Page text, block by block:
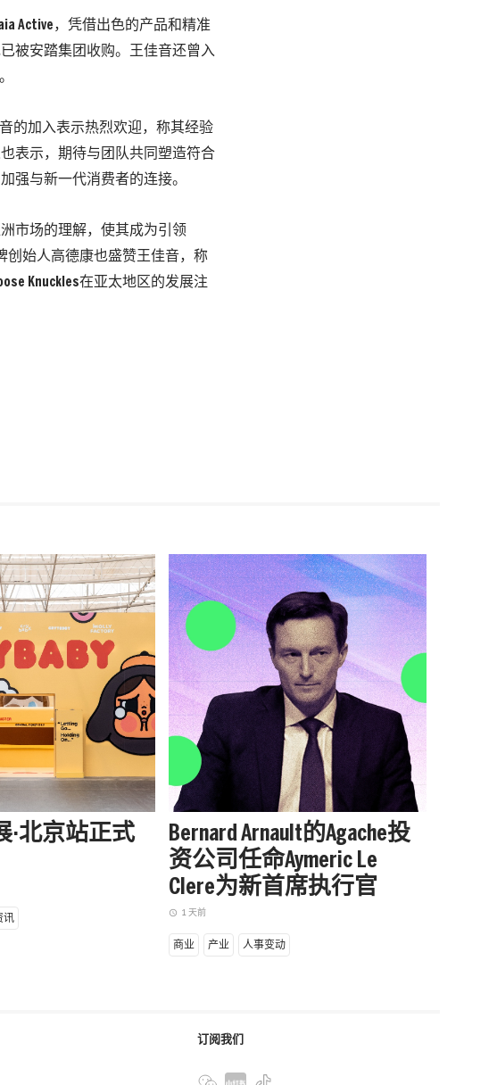
Active，凭借出色的产品和精准
被安踏集团收购。王佳音还曾入
的加入表示热烈欢迎，称其经验
表示，期待与团队共同塑造符合
强与新一代消费者的连接。
市场的理解，使其成为引领
创始人高德康也盛赞王佳音，称
Knuckles在亚太地区的发展注
·北京站正式
讯
Bernard Arnault的Agache投
资公司任命Aymeric Le
Clere为新首席执行官
access_time 1 天前
商业 产业 人事变动
订阅我们